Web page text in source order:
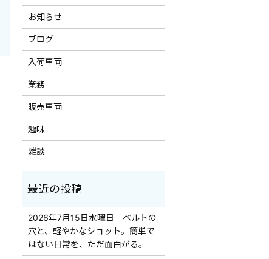
お知らせ
ブログ
入荷車両
業務
販売車両
趣味
雑談
2026年7月15日水曜日 ベルトの
穴と、軽やかなショット。簡単で
はない日常を、ただ面白がる。